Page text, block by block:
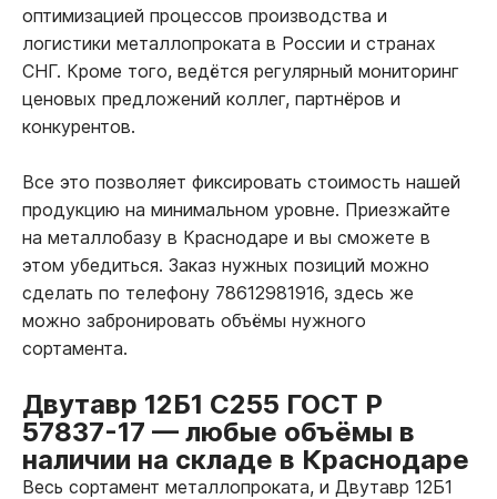
оптимизацией процессов производства и
логистики металлопроката в России и странах
СНГ. Кроме того, ведётся регулярный мониторинг
ценовых предложений коллег, партнёров и
конкурентов.
Все это позволяет фиксировать стоимость нашей
продукцию на минимальном уровне. Приезжайте
на металлобазу в Краснодаре и вы сможете в
этом убедиться. Заказ нужных позиций можно
сделать по телефону 78612981916, здесь же
можно забронировать объёмы нужного
сортамента.
Двутавр 12Б1 С255 ГОСТ Р
57837-17 — любые объёмы в
наличии на складе в Краснодаре
Весь сортамент металлопроката, и Двутавр 12Б1